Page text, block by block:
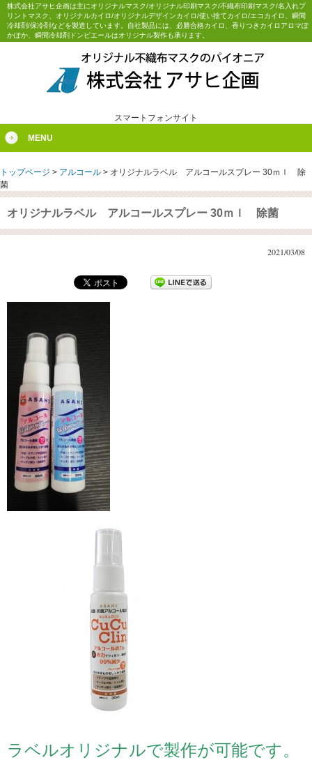
株式会社アサヒ企画は主にオリジナルマスク/オリジナル印刷マスク/不織布印刷マスク/名入れプ
リントマスク、オリジナルカイロ/オリジナルデザインカイロ/使い捨てカイロ/エコカイロ、瞬間
冷却剤/保冷剤などを製造しています。自社製品には、必勝合格カイロ、香りつきカイロアロマぽ
かぽか、瞬間冷却剤ドンピエールはオリジナル製作も承ります。
スマートフォンサイト
MENU
トップページ > アルコール > オリジナルラベル アルコールスプレー 30ｍｌ 除
菌
オリジナルラベル アルコールスプレー 30ｍｌ 除菌
2021/03/08
ラベルオリジナルで製作が可能です。